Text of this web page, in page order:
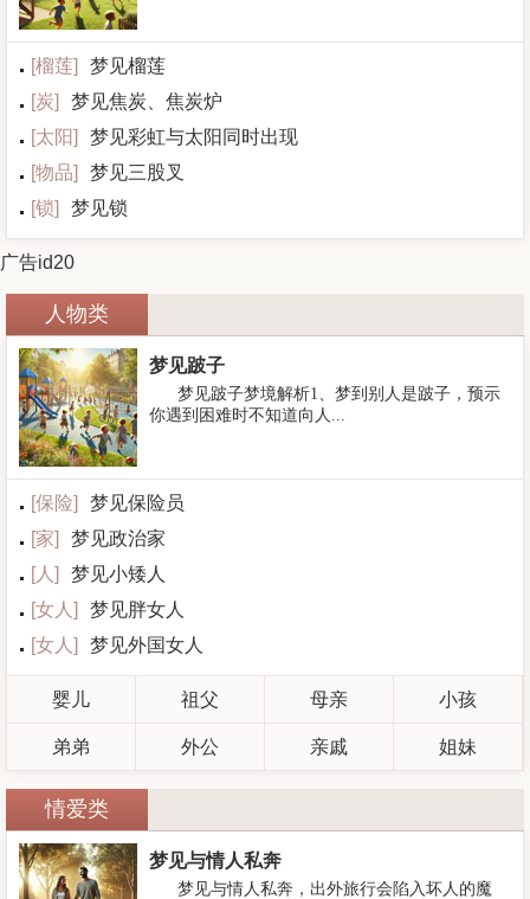
[榴莲]
梦见榴莲
[炭]
梦见焦炭、焦炭炉
[太阳]
梦见彩虹与太阳同时出现
[物品]
梦见三股叉
[锁] 梦见锁
广告id20
人物类
梦见跛子
梦见跛子梦境解析1、梦到别人是跛子，预示
你遇到困难时不知道向人...
[保险]
梦见保险员
[家]
梦见政治家
[人 ]
梦见小矮人
[女人 ]
梦见胖女人
[女人 ] 梦见外国女人
婴儿 祖父 母亲 小孩
弟弟 外公 亲戚 姐妹
情爱类
梦见与情人私奔
梦见与情人私奔，出外旅行会陷入坏人的魔